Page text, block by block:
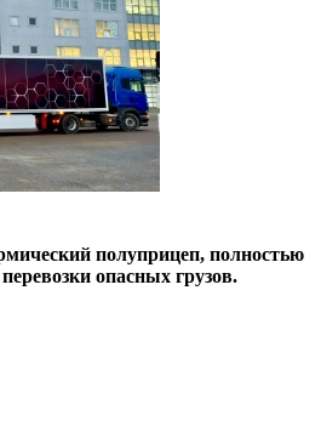
полуприцеп, полностью
опасных грузов.